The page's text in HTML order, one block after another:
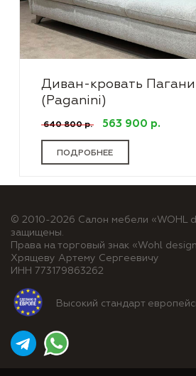
Диван-кровать
(Paganini)
640 800 р. 563 900 р.
ПОДРОБНЕЕ
© 2010-2026 Салон мебели «WOHL
защищены.
Права на торговый знак «Wohl
Хрящеву Артему Сергеевичу
ИНН 773179863262
Высокий стандарт